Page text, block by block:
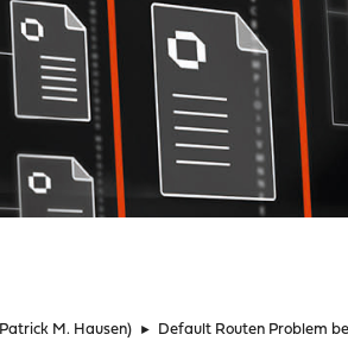
Patrick M. Hausen) ► Default Routen Problem